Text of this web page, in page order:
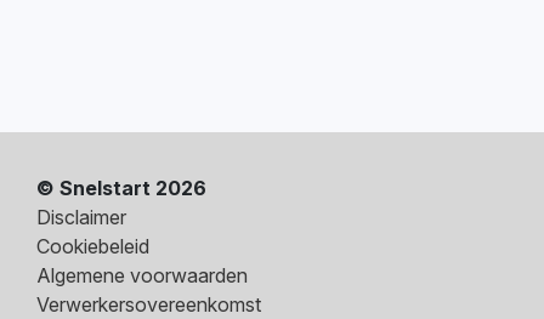
© Snelstart 2026
Disclaimer
Cookiebeleid
Algemene voorwaarden
Verwerkersovereenkomst